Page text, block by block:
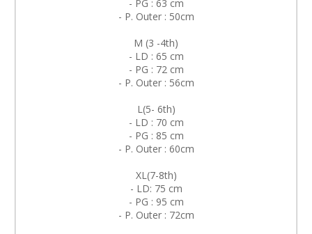
- PG : 63 cm
- P. Outer : 50cm
M (3 -4th)
- LD : 65 cm
- PG : 72 cm
- P. Outer : 56cm
L(5- 6th)
- LD : 70 cm
- PG : 85 cm
- P. Outer : 60cm
XL(7-8th)
- LD: 75 cm
- PG : 95 cm
- P. Outer : 72cm